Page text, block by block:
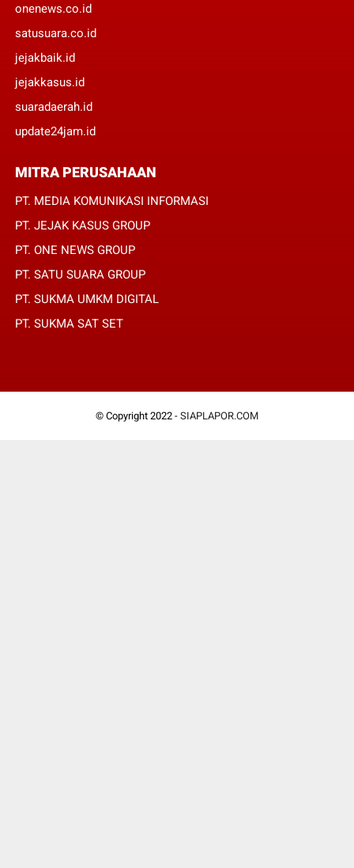
onenews.co.id
satusuara.co.id
jejakbaik.id
jejakkasus.id
suaradaerah.id
update24jam.id
MITRA PERUSAHAAN
PT. MEDIA KOMUNIKASI INFORMASI
PT. JEJAK KASUS GROUP
PT. ONE NEWS GROUP
PT. SATU SUARA GROUP
PT. SUKMA UMKM DIGITAL
PT. SUKMA SAT SET
© Copyright 2022 - SIAPLAPOR.COM